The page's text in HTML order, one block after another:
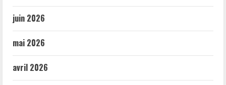
juin 2026
mai 2026
avril 2026